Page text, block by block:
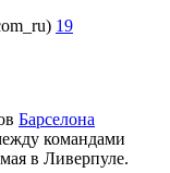
19
Барселона
командами
в Ливерпуле.